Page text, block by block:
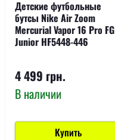
Детские футбольные
бутсы Nike Air Zoom
Mercurial Vapor 16 Pro FG
Junior HF5448-446
4 499 грн.
В наличии
Купить